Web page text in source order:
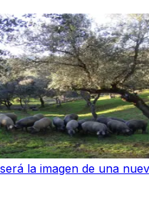
la imagen de una